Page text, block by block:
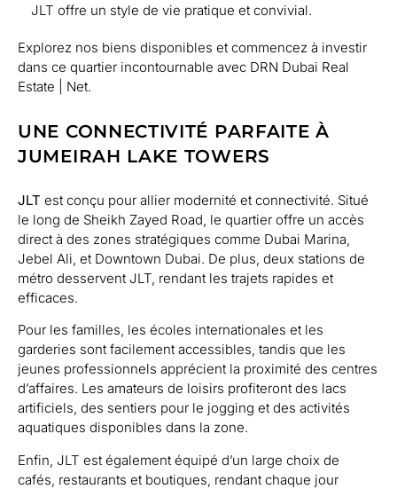
JLT offre un style de vie pratique et convivial.
Explorez nos biens disponibles et commencez à investir
dans ce quartier incontournable avec DRN Dubai Real
Estate | Net.
UNE CONNECTIVITÉ PARFAITE À
JUMEIRAH LAKE TOWERS
JLT est conçu pour allier modernité et connectivité. Situé
le long de Sheikh Zayed Road, le quartier offre un accès
direct à des zones stratégiques comme Dubai Marina,
Jebel Ali, et Downtown Dubai. De plus, deux stations de
métro desservent JLT, rendant les trajets rapides et
efficaces.
Pour les familles, les écoles internationales et les
garderies sont facilement accessibles, tandis que les
jeunes professionnels apprécient la proximité des centres
d’affaires. Les amateurs de loisirs profiteront des lacs
artificiels, des sentiers pour le jogging et des activités
aquatiques disponibles dans la zone.
Enfin, JLT est également équipé d’un large choix de
cafés, restaurants et boutiques, rendant chaque jour